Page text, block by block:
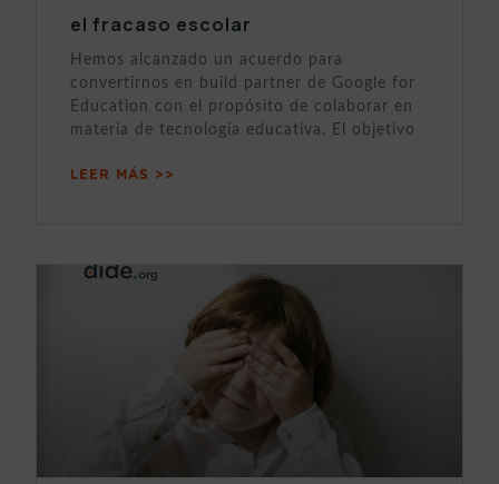
el fracaso escolar
Hemos alcanzado un acuerdo para
convertirnos en build partner de Google for
Education con el propósito de colaborar en
materia de tecnología educativa. El objetivo
LEER MÁS >>